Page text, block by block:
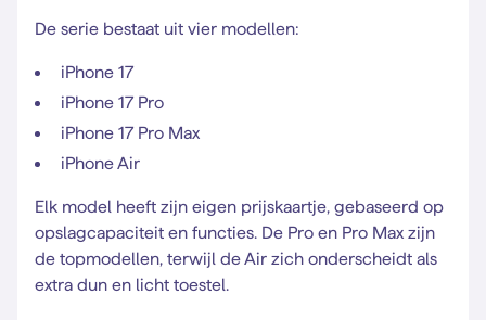
De serie bestaat uit vier modellen:
iPhone 17
iPhone 17 Pro
iPhone 17 Pro Max
iPhone Air
Elk model heeft zijn eigen prijskaartje, gebaseerd op
opslagcapaciteit en functies. De Pro en Pro Max zijn
de topmodellen, terwijl de Air zich onderscheidt als
extra dun en licht toestel.